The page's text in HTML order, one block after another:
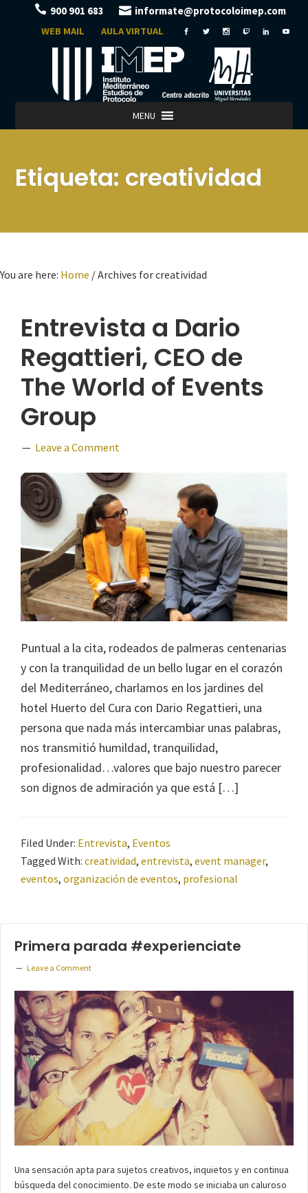
900 901 683 informate@protocoloimep.com
WEB MAIL AULA VIRTUAL
MENU
Etiqueta:creatividad
You are here: Home /Archives for creatividad
Entrevista a Dario
Regattieri, CEO de
The World of Events
Group
Leave a Comment
Puntual a la cita, rodeados de palmeras centenarias
y con la tranquilidad de un bello lugar en el corazón
del Mediterráneo, charlamos en los jardines del
hotel Huerto del Cura con Dario Regattieri, una
persona que nada más intercambiar unas palabras,
nos transmitió humildad, tranquilidad,
profesionalidad…valores que bajo nuestro parecer
son dignos de admiración ya que está […]
Filed Under: Entrevista, Eventos
Tagged With: creatividad, entrevista, event manager,
eventos, organización de eventos, profesional
Primera parada #experienciate
Leave a Comment
Una sensación apta para sujetos creativos, inquietos y en continua
búsqueda del conocimiento. De este modo se iniciaba un caluroso